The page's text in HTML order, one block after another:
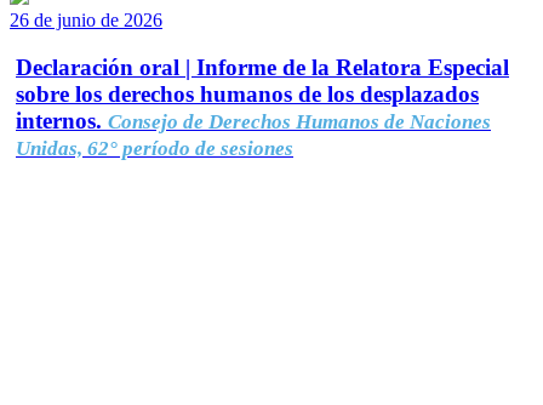
26 de junio de 2026
Declaración oral | Informe de la Relatora Especial
sobre los derechos humanos de los desplazados
internos. Consejo de Derechos Humanos de Naciones
Unidas, 62° período de sesiones